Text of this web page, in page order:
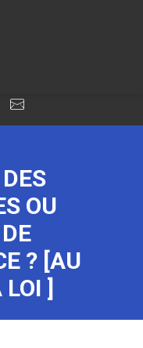
OU
? [AU
]